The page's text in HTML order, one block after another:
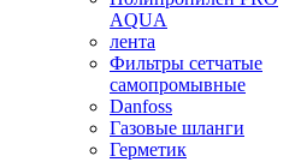
AQUA
лента
Фильтры сетчатые
самопромывные
Danfoss
Газовые шланги
Герметик